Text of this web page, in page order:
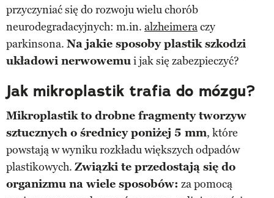
przyczyniać się do rozwoju wielu chorób
neurodegradacyjnych: m.in. alzheimeraczy
parkinsona. Na jakie sposoby plastik szkodzi
układowi nerwowemui jak się zabezpieczyć?
Jak mikroplastik trafia do mózgu?
Mikroplastik to drobne fragmenty tworzyw
sztucznych o średnicy poniżej 5 mm, które
powstają w wyniku rozkładu większych odpadów
plastikowych. Związki te przedostają się do
organizmu na wiele sposobów: za pomocą